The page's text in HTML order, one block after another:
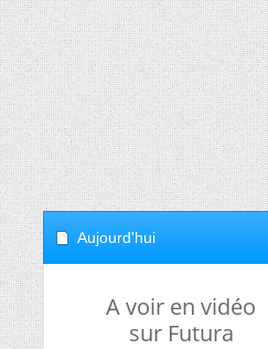
Aujourd'hui
A voir en vidéo
sur Futura